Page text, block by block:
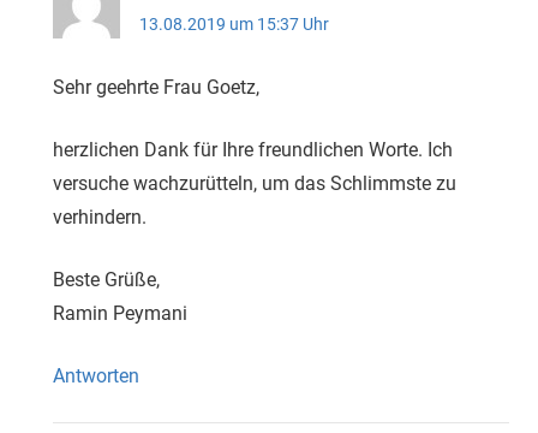
13.08.2019 um 15:37 Uhr
Sehr geehrte Frau Goetz,
herzlichen Dank für Ihre freundlichen Worte. Ich
versuche wachzurütteln, um das Schlimmste zu
verhindern.
Beste Grüße,
Ramin Peymani
Antworten